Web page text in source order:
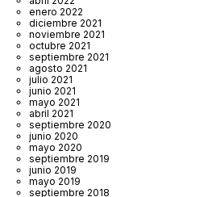
enero 2022
diciembre 2021
noviembre 2021
octubre 2021
septiembre 2021
agosto 2021
julio 2021
junio 2021
mayo 2021
abril 2021
septiembre 2020
junio 2020
mayo 2020
septiembre 2019
junio 2019
mayo 2019
septiembre 2018